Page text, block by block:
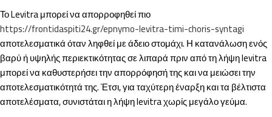
Το Levitra μπορεί να απορροφηθεί πιο
https://frontidaspiti24.gr/epnymo-levitra-timi-choris-syntagi
αποτελεσματικά όταν ληφθεί με άδειο στομάχι. Η κατανάλωση ενός
βαρύ ή υψηλής περιεκτικότητας σε λιπαρά πριν από τη λήψη levitra
μπορεί να καθυστερήσει την απορρόφησή της και να μειώσει την
αποτελεσματικότητά της. Έτσι, για ταχύτερη έναρξη και τα βέλτιστα
αποτελέσματα, συνιστάται η λήψη levitra χωρίς μεγάλο γεύμα.